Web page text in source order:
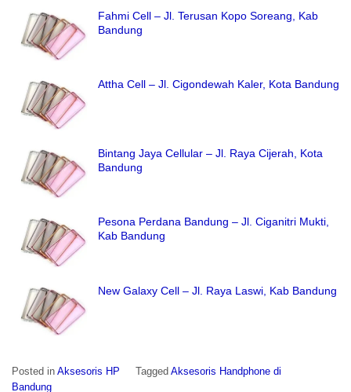
Fahmi Cell – Jl. Terusan Kopo Soreang, Kab
Bandung
Attha Cell – Jl. Cigondewah Kaler, Kota Bandung
Bintang Jaya Cellular – Jl. Raya Cijerah, Kota
Bandung
Pesona Perdana Bandung – Jl. Ciganitri Mukti,
Kab Bandung
New Galaxy Cell – Jl. Raya Laswi, Kab Bandung
Posted in Aksesoris HP Tagged Aksesoris Handphone di
Bandung